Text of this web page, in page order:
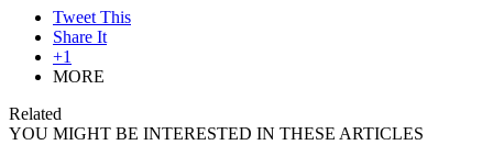
Tweet This
Share It
+1
MORE
Related
YOU MIGHT BE INTERESTED IN THESE ARTICLES